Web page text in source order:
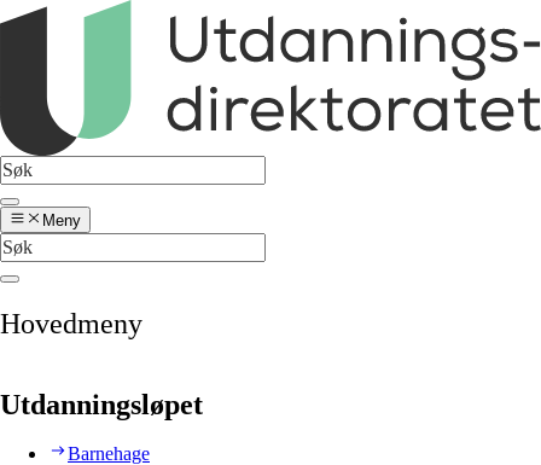
Meny
Hovedmeny
Utdanningsløpet
Barnehage